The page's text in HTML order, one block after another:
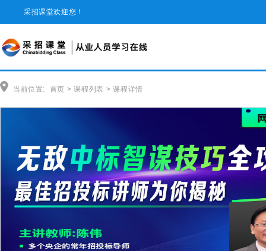
采招课堂欢迎您！
当前位置: 首页 > 课程列表 > 课程详情